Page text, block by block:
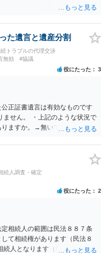
た遺言と遺産分割
トラブルの代理交渉
無効 #協議
役にたった 3
正証書遺言は有効なものです
せん。 ・上記のような状況で
ますか。→無いです。 ・分割
で、どこが妥当とは言えない
できれば穏やかに、分割を拒否
るということは、遺産はいら
取を指定されててもいらない
する必要はありません。
続人調査・確定
役にたった 2
相続人の範囲は民法８８７条
て相続権があります（民法８
続人となります（民法８９０